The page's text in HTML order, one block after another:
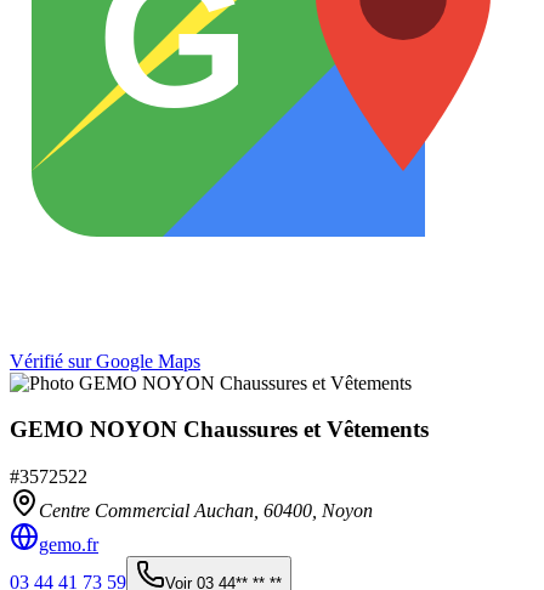
Vérifié sur Google Maps
GEMO NOYON Chaussures et Vêtements
#3572522
Centre Commercial Auchan, 60400 Noyon
gemo.fr
03 44 41 73 59
Voir 03 44** ** **